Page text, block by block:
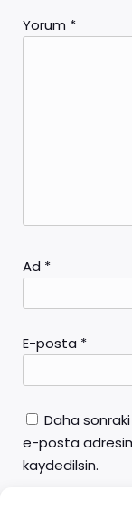
Yorum *
Ad *
E-posta *
Daha sonraki
e-posta
kaydedilsin.